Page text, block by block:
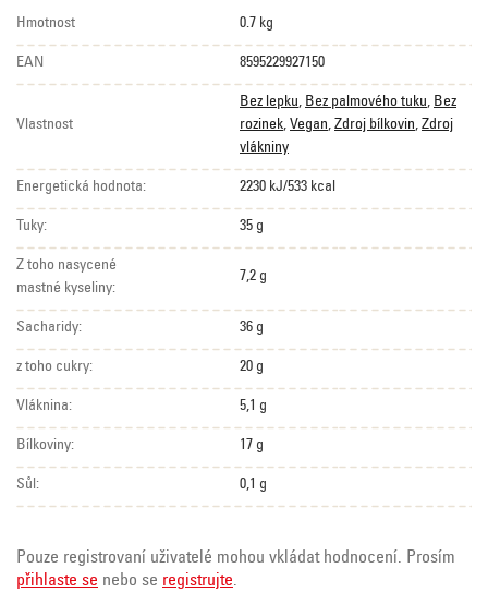
Hmotnost 0.7 kg
EAN 8595229927150
Vlastnost
Bez lepku, Bez palmového tuku, Bez
rozinek, Vegan, Zdroj bílkovin, Zdroj
vlákniny
Energetická hodnota: 2230 kJ/533 kcal
Tuky: 35 g
Z toho nasycené
mastné kyseliny:
7,2 g
Sacharidy: 36 g
z toho cukry: 20 g
Vláknina: 5,1 g
Bílkoviny: 17 g
Sůl: 0,1 g
Pouze registrovaní uživatelé mohou vkládat hodnocení. Prosím
přihlaste se nebo se registrujte.